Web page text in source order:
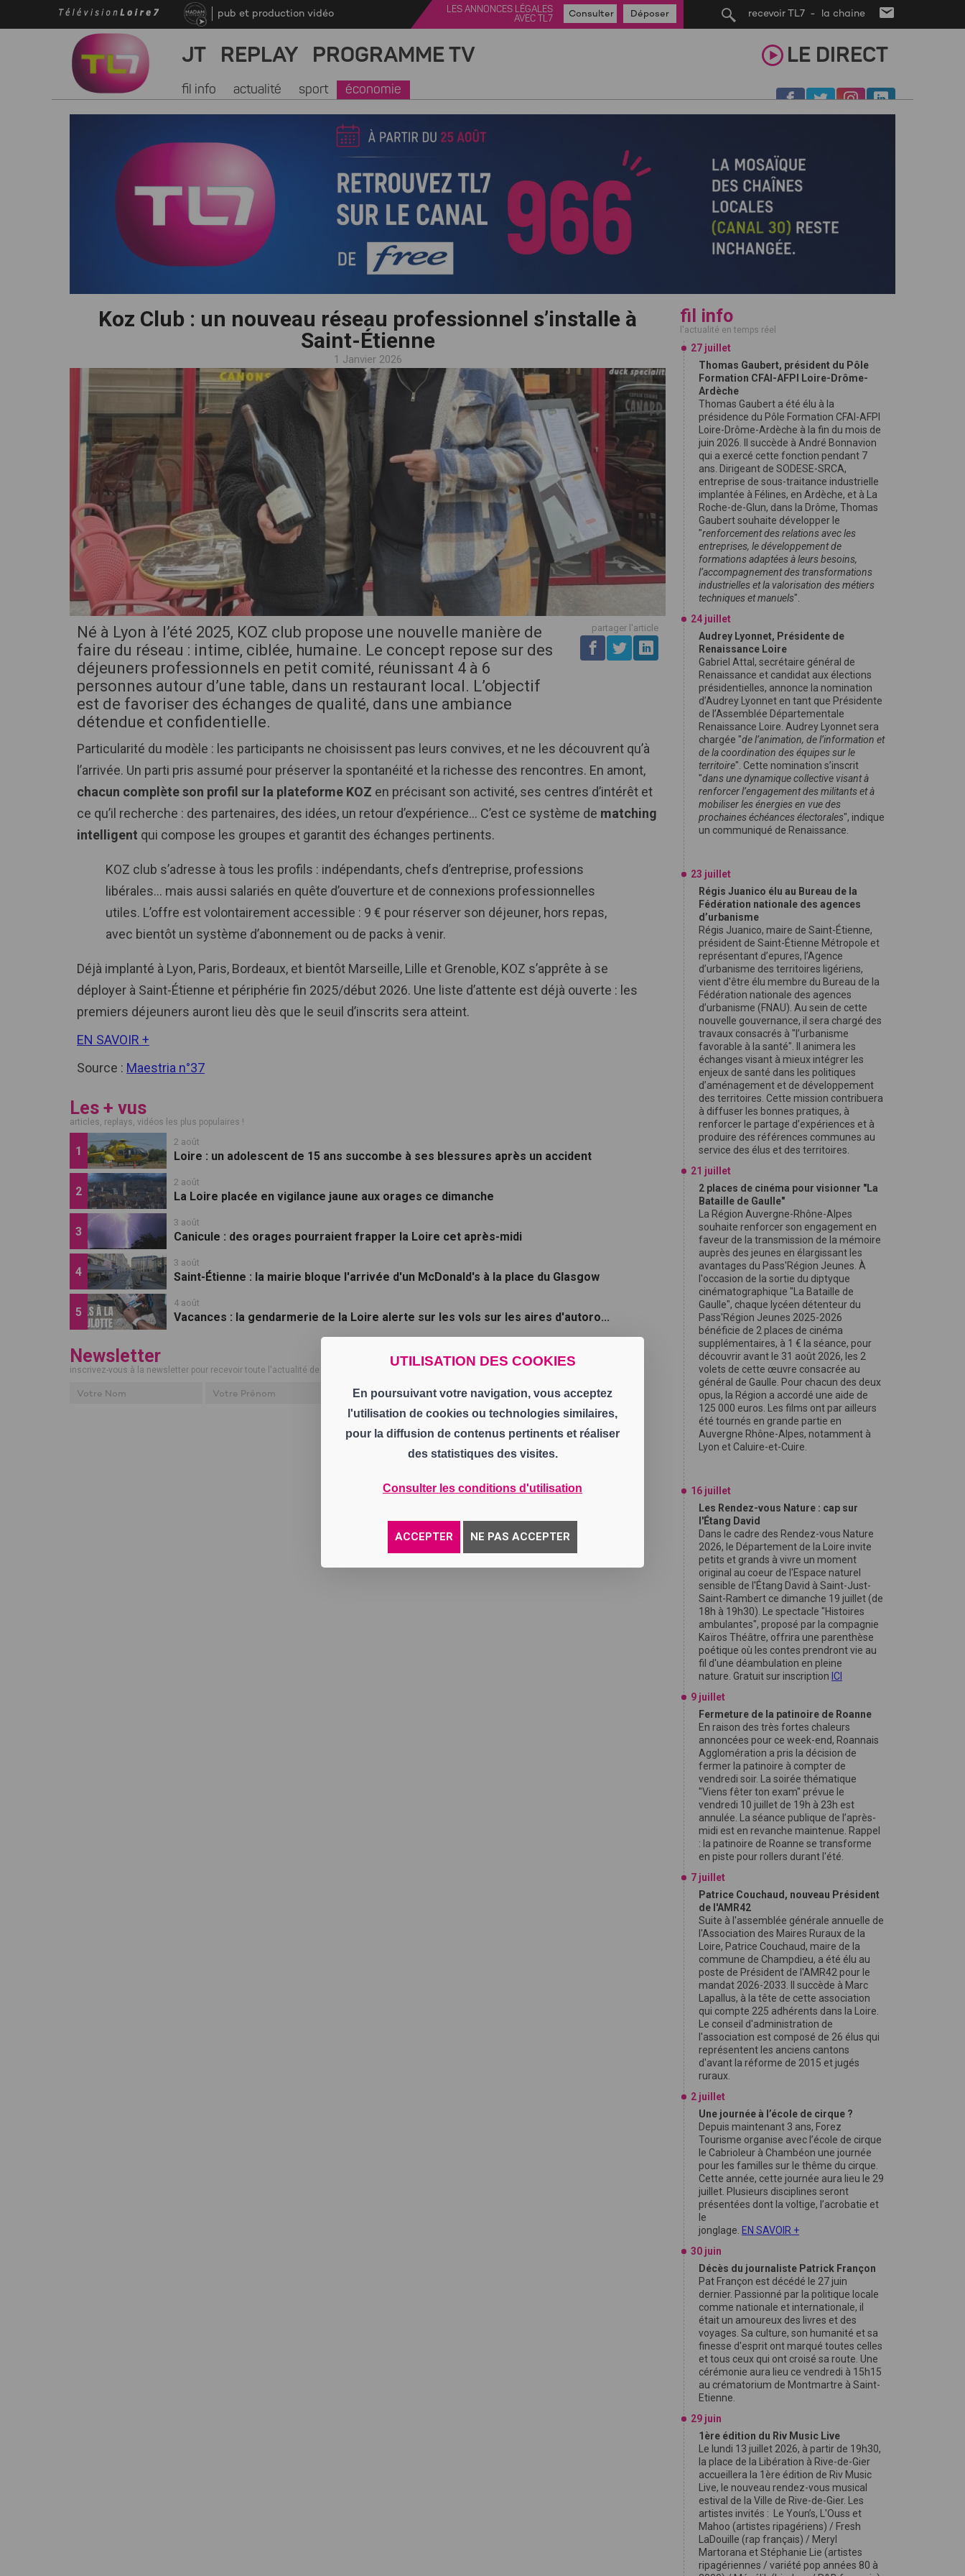
UTILISATION DES COOKIES
En poursuivant votre navigation, vous acceptez
l'utilisation de cookies ou technologies similaires,
pour la diffusion de contenus pertinents et réaliser
des statistiques des visites.
Consulter les conditions d'utilisation
ACCEPTER NE PAS ACCEPTER
recevoir TL7 - la chaine
pub et production vidéo
LES ANNONCES LÉGALES
AVEC TL7
Consulter Déposer
JT REPLAY PROGRAMME TV LE DIRECT
fil info actualité sport économie
Koz Club : un nouveau réseau professionnel s’installe à
Saint-Étienne
1 Janvier 2026
cliquez pour zoomer
Né à Lyon à l’été 2025, KOZ club propose une nouvelle manière de
faire du réseau : intime, ciblée, humaine. Le concept repose sur des
déjeuners professionnels en petit comité, réunissant 4 à 6
personnes autour d’une table, dans un restaurant local. L’objectif
est de favoriser des échanges de qualité, dans une ambiance
détendue et confidentielle.
partager l'article
Particularité du modèle : les participants ne choisissent pas leurs convives, et ne les découvrent qu’à
l’arrivée. Un parti pris assumé pour préserver la spontanéité et la richesse des rencontres. En amont,
chacun complète son profil sur la plateforme KOZ en précisant son activité, ses centres d’intérêt et
ce qu’il recherche : des partenaires, des idées, un retour d’expérience… C’est ce système de matching
intelligent qui compose les groupes et garantit des échanges pertinents.
KOZ club s’adresse à tous les profils : indépendants, chefs d’entreprise, professions
libérales… mais aussi salariés en quête d’ouverture et de connexions professionnelles
utiles. L’offre est volontairement accessible : 9 € pour réserver son déjeuner, hors repas,
avec bientôt un système d’abonnement ou de packs à venir.
Déjà implanté à Lyon, Paris, Bordeaux, et bientôt Marseille, Lille et Grenoble, KOZ s’apprête à se
déployer à Saint-Étienne et périphérie fin 2025/début 2026. Une liste d’attente est déjà ouverte : les
premiers déjeuners auront lieu dès que le seuil d’inscrits sera atteint.
EN SAVOIR +
Source : Maestria n°37
Les + vus
articles, replays, vidéos les plus populaires !
2 août
Loire : un adolescent de 15 ans succombe à ses blessures après un accident
2 août
La Loire placée en vigilance jaune aux orages ce dimanche
3 août
Canicule : des orages pourraient frapper la Loire cet après-midi
3 août
Saint-Étienne : la mairie bloque l'arrivée d'un McDonald's à la place du Glasgow
4 août
Vacances : la gendarmerie de la Loire alerte sur les vols sur les aires d'autoro...
Newsletter
inscrivez-vous à la newsletter pour recevoir toute l'actualité de la chaine
Ok
fil info
l'actualité en temps réel
27 juillet
Thomas Gaubert, président du Pôle
Formation CFAI-AFPI Loire-Drôme-
Ardèche
Thomas Gaubert a été élu à la
présidence du Pôle Formation CFAI-AFPI
Loire-Drôme-Ardèche à la fin du mois de
juin 2026. Il succède à André Bonnavion
qui a exercé cette fonction pendant 7
ans. Dirigeant de SODESE-SRCA,
entreprise de sous-traitance industrielle
implantée à Félines, en Ardèche, et à La
Roche-de-Glun, dans la Drôme, Thomas
Gaubert souhaite développer le
"renforcement des relations avec les
entreprises, le développement de
formations adaptées à leurs besoins,
l’accompagnement des transformations
industrielles et la valorisation des métiers
techniques et manuels".
24 juillet
Audrey Lyonnet, Présidente de
Renaissance Loire
Gabriel Attal, secrétaire général de
Renaissance et candidat aux élections
présidentielles, annonce la nomination
d’Audrey Lyonnet en tant que Présidente
de l’Assemblée Départementale
Renaissance Loire. Audrey Lyonnet sera
chargée "de l’animation, de l’information et
de la coordination des équipes sur le
territoire". Cette nomination s’inscrit
"dans une dynamique collective visant à
renforcer l’engagement des militants et à
mobiliser les énergies en vue des
prochaines échéances électorales", indique
un communiqué de Renaissance.
23 juillet
Régis Juanico élu au Bureau de la
Fédération nationale des agences
d’urbanisme
Régis Juanico, maire de Saint-Étienne,
président de Saint-Étienne Métropole et
représentant d’epures, l’Agence
d’urbanisme des territoires ligériens,
vient d'être élu membre du Bureau de la
Fédération nationale des agences
d’urbanisme (FNAU). Au sein de cette
nouvelle gouvernance, il sera chargé des
travaux consacrés à "l’urbanisme
favorable à la santé". Il animera les
échanges visant à mieux intégrer les
enjeux de santé dans les politiques
d’aménagement et de développement
des territoires. Cette mission contribuera
à diffuser les bonnes pratiques, à
renforcer le partage d’expériences et à
produire des références communes au
service des élus et des territoires.
21 juillet
2 places de cinéma pour visionner "La
Bataille de Gaulle"
La Région Auvergne-Rhône-Alpes
souhaite renforcer son engagement en
faveur de la transmission de la mémoire
auprès des jeunes en élargissant les
avantages du Pass'Région Jeunes. À
l'occasion de la sortie du diptyque
cinématographique "La Bataille de
Gaulle", chaque lycéen détenteur du
Pass'Région Jeunes 2025-2026
bénéficie de 2 places de cinéma
supplémentaires, à 1 € la séance, pour
découvrir avant le 31 août 2026, les 2
volets de cette œuvre consacrée au
général de Gaulle. Pour chacun des deux
opus, la Région a accordé une aide de
125 000 euros. Les films ont par ailleurs
été tournés en grande partie en
Auvergne Rhône-Alpes, notamment à
Lyon et Caluire-et-Cuire.
16 juillet
Les Rendez-vous Nature : cap sur
l'Étang David
Dans le cadre des Rendez-vous Nature
2026, le Département de la Loire invite
petits et grands à vivre un moment
original au coeur de l'Espace naturel
sensible de l'Étang David à Saint-Just-
Saint-Rambert ce dimanche 19 juillet (de
18h à 19h30). Le spectacle "Histoires
ambulantes", proposé par la compagnie
Kaïros Théâtre, offrira une parenthèse
poétique où les contes prendront vie au
fil d'une déambulation en pleine
nature. Gratuit sur inscription ICI
9 juillet
Fermeture de la patinoire de Roanne
En raison des très fortes chaleurs
annoncées pour ce week-end, Roannais
Agglomération a pris la décision de
fermer la patinoire à compter de
vendredi soir. La soirée thématique
"Viens fêter ton exam" prévue le
vendredi 10 juillet de 19h à 23h est
annulée. La séance publique de l’après-
midi est en revanche maintenue. Rappel
: la patinoire de Roanne se transforme
en piste pour rollers durant l'été.
7 juillet
Patrice Couchaud, nouveau Président
de l'AMR42
Suite à l'assemblée générale annuelle de
l'Association des Maires Ruraux de la
Loire, Patrice Couchaud, maire de la
commune de Champdieu, a été élu au
poste de Président de l'AMR42 pour le
mandat 2026-2033. Il succède à Marc
Lapallus, à la tête de cette association
qui compte 225 adhérents dans la Loire.
Le conseil d'administration de
l'association est composé de 26 élus qui
représentent les anciens cantons
d'avant la réforme de 2015 et jugés
ruraux.
2 juillet
Une journée à l’école de cirque ?
Depuis maintenant 3 ans, Forez
Tourisme organise avec l’école de cirque
le Cabrioleur à Chambéon une journée
pour les familles sur le thême du cirque.
Cette année, cette journée aura lieu le 29
juillet. Plusieurs disciplines seront
présentées dont la voltige, l’acrobatie et
le
jonglage. EN SAVOIR +
30 juin
Décès du journaliste Patrick Françon
Pat Françon est décédé le 27 juin
dernier. Passionné par la politique locale
comme nationale et internationale, il
était un amoureux des livres et des
voyages. Sa culture, son humanité et sa
finesse d'esprit ont marqué toutes celles
et tous ceux qui ont croisé sa route. Une
cérémonie aura lieu ce vendredi à 15h15
au crématorium de Montmartre à Saint-
Etienne.
29 juin
1ère édition du Riv Music Live
Le lundi 13 juillet 2026, à partir de 19h30,
la place de la Libération à Rive-de-Gier
accueillera la 1ère édition de Riv Music
Live, le nouveau rendez-vous musical
estival de la Ville de Rive-de-Gier. Les
artistes invités : Le Youn’s, L'Ouss et
Mahoo (artistes ripagériens) / Fresh
LaDouille (rap français) / Meryl
Martorana et Stéphanie Lie (artistes
ripagériennes / variété pop années 80 à